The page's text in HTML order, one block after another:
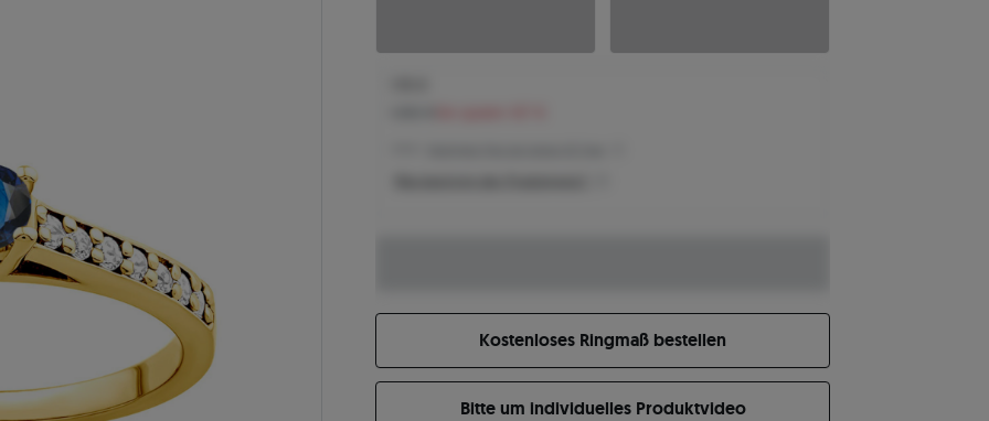
Kostenloses Ringmaß bestellen
Bitte um individuelles Produktvideo